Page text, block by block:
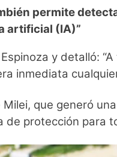
permite
artificial (IA)”
y detalló:
inmediata
que generó
protección para